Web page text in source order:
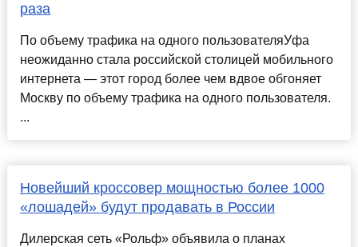
раза
По объему трафика на одного пользователяУфа
неожиданно стала российской столицей мобильного
интернета — этот город более чем вдвое обгоняет
Москву по объему трафика на одного пользователя.
...
Новейший кроссовер мощностью более 1000
«лошадей» будут продавать в России
Дилерская сеть «Рольф» объявила о планах